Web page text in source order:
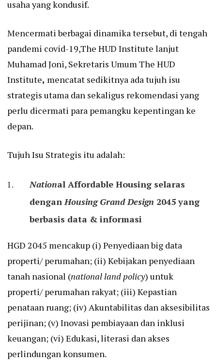
usaha yang kondusif.
Mencermati berbagai dinamika tersebut, di tengah
pandemi covid-19,The HUD Institute lanjut
Muhamad Joni, Sekretaris Umum The HUD
Institute, mencatat sedikitnya ada tujuh isu
strategis utama dan sekaligus rekomendasi yang
perlu dicermati para pemangku kepentingan ke
depan.
Tujuh Isu Strategis itu adalah:
National Affordable Housing selaras
denganHousing Grand Design 2045 yang
berbasis data & informasi
HGD 2045 mencakup (i) Penyediaan big data
properti/ perumahan; (ii) Kebijakan penyediaan
tanah nasional (national land policy) untuk
properti/ perumahan rakyat; (iii) Kepastian
penataan ruang; (iv) Akuntabilitas dan aksesibilitas
perijinan; (v) Inovasi pembiayaan dan inklusi
keuangan; (vi) Edukasi, literasi dan akses
perlindungan konsumen.